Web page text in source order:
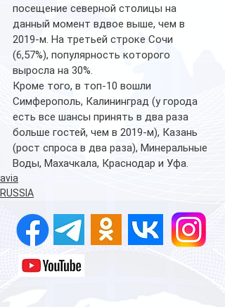
посещение северной столицы на
данный момент вдвое выше, чем в
2019-м. На третьей строке Сочи
(6,57%), популярность которого
выросла на 30%.
Кроме того, в топ-10 вошли
Симферополь, Калининград (у города
есть все шансы принять в два раза
больше гостей, чем в 2019-м), Казань
(рост спроса в два раза), Минеральные
Воды, Махачкала, Краснодар и Уфа.
avia
RUSSIA